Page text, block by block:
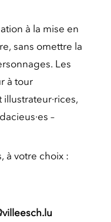
à la mise en
sans omettre la
Les
à tour
–
à votre choix :